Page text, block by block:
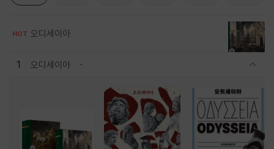
HOT 오디세이아
1 오디세이아